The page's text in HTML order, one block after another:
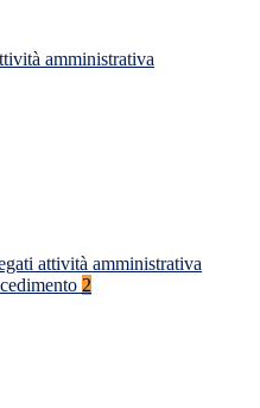
amministrativa
attività amministrativa
2